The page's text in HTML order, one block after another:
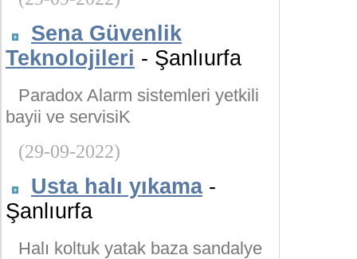
Sena Güvenlik
Teknolojileri - Şanlıurfa
Paradox Alarm sistemleri yetkili
bayii ve servisiK
(29-09-2022)
Usta halı yıkama-
Şanlıurfa
Halı koltuk yatak baza sandalye